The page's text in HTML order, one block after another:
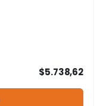
$5.738,62